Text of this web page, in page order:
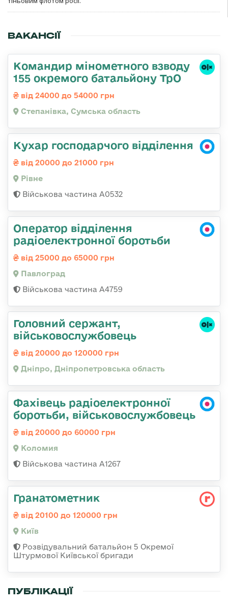
ВАКАНСІЇ
Командир мінометного взводу
155 окремого батальйону ТрО
від 24000 до 54000 грн
Степанівка, Сумська область
Кухар господарчого відділення
від 20000 до 21000 грн
Рівне
Військова частина А0532
Оператор відділення
радіоелектронної боротьби
від 25000 до 65000 грн
Павлоград
Військова частина А4759
Головний сержант,
військовослужбовець
від 20000 до 120000 грн
Дніпро, Дніпропетровська область
Фахівець радіоелектронної
боротьби, військовослужбовець
від 20000 до 60000 грн
Коломия
Військова частина А1267
Гранатометник
від 20100 до 120000 грн
Київ
Розвідувальний батальйон 5 Окремої
Штурмової Київської бригади
ПУБЛІКАЦІЇ